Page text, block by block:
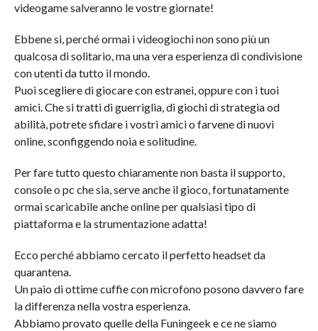
videogame salveranno le vostre giornate!
Ebbene si, perché ormai i videogiochi non sono più un
qualcosa di solitario, ma una vera esperienza di condivisione
con utenti da tutto il mondo.
Puoi scegliere di giocare con estranei, oppure con i tuoi
amici. Che si tratti di guerriglia, di giochi di strategia od
abilità, potrete sfidare i vostri amici o farvene di nuovi
online, sconfiggendo noia e solitudine.
Per fare tutto questo chiaramente non basta il supporto,
console o pc che sia, serve anche il gioco, fortunatamente
ormai scaricabile anche online per qualsiasi tipo di
piattaforma e la strumentazione adatta!
Ecco perché abbiamo cercato il perfetto headset da
quarantena.
Un paio di ottime cuffie con microfono posono davvero fare
la differenza nella vostra esperienza.
Abbiamo provato quelle della Funingeek e ce ne siamo